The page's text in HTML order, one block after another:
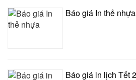
Báo giá In thẻ nhựa
Báo giá in lịch Tết